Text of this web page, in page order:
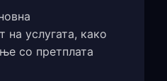
на услугата, како
со претплата